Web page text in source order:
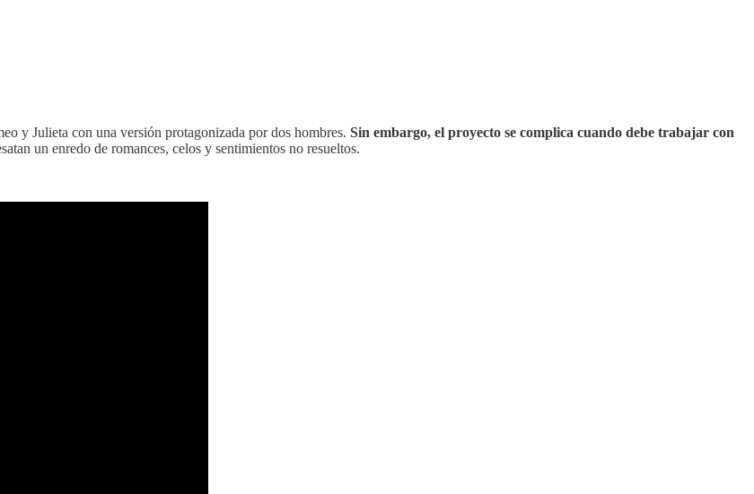
y Julieta con una versión protagonizada por dos hombres. Sin embargo, el proyecto se complica cuando debe trabajar con
un enredo de romances, celos y sentimientos no resueltos.